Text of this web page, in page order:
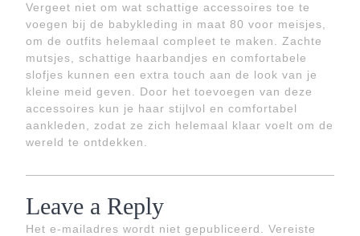
Vergeet niet om wat schattige accessoires toe te
voegen bij de babykleding in maat 80 voor meisjes,
om de outfits helemaal compleet te maken. Zachte
mutsjes, schattige haarbandjes en comfortabele
slofjes kunnen een extra touch aan de look van je
kleine meid geven. Door het toevoegen van deze
accessoires kun je haar stijlvol en comfortabel
aankleden, zodat ze zich helemaal klaar voelt om de
wereld te ontdekken.
Leave a Reply
Het e-mailadres wordt niet gepubliceerd.
Vereiste